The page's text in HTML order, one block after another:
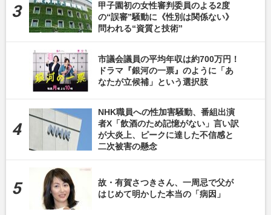
甲子園初の女性審判委員のよる2度
の“誤審”騒動に《性別は関係ない》
問われる“資質と技術”
市議会議員の平均年収は約700万円！
ドラマ『銀河の一票』のように「あ
なたが立候補」という選択肢
NHK職員への性加害騒動、番組出演
者X「飲酒のため記憶がない」言い訳
が大炎上、ピークに達した不信感と
二次被害の懸念
故・有賀さつきさん、一周忌で父が
はじめて明かした本当の「病因」